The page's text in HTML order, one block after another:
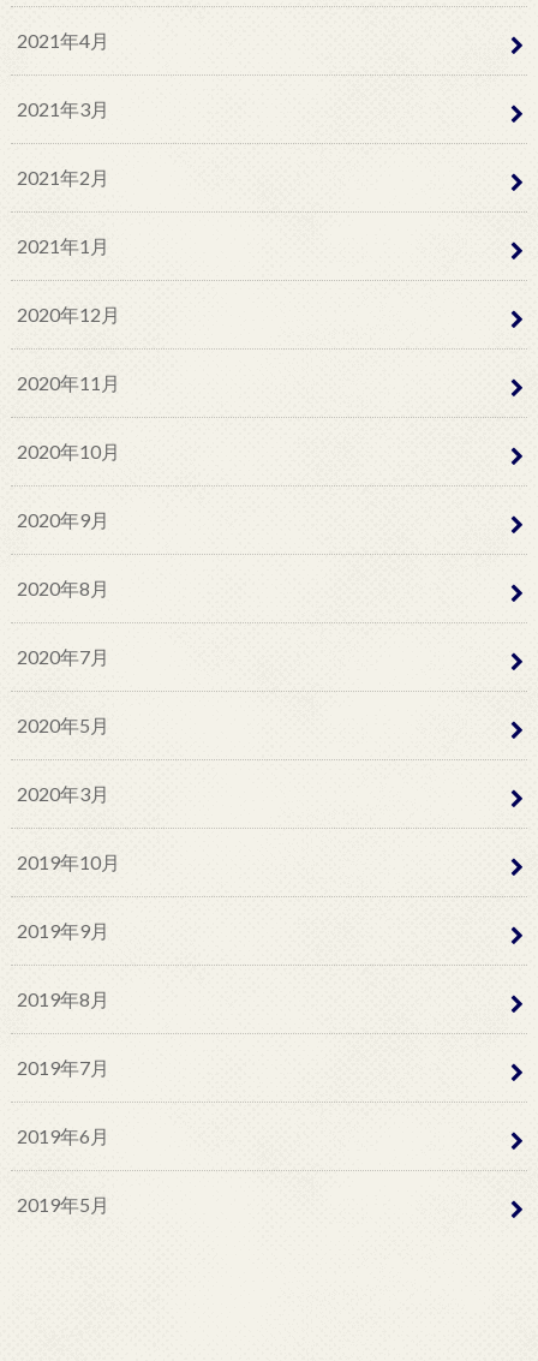
2021年4月
2021年3月
2021年2月
2021年1月
2020年12月
2020年11月
2020年10月
2020年9月
2020年8月
2020年7月
2020年5月
2020年3月
2019年10月
2019年9月
2019年8月
2019年7月
2019年6月
2019年5月